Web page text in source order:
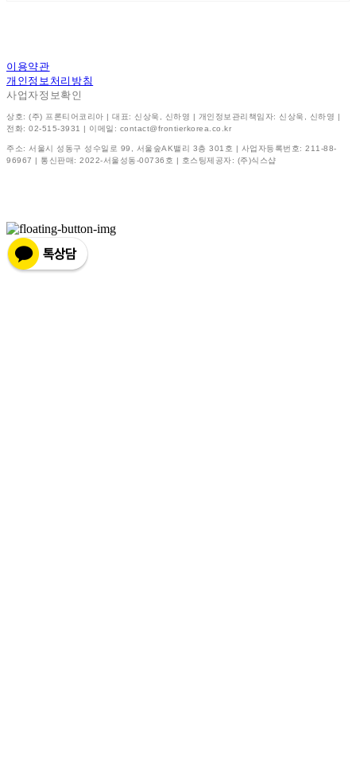
이용약관
개인정보처리방침
사업자정보확인
상호: (주) 프론티어코리아 | 대표: 신상욱, 신하영 | 개인정보관리책임자: 신상욱, 신하영 |
전화: 02-515-3931 | 이메일: contact@frontierkorea.co.kr
주소: 서울시 성동구 성수일로 99, 서울숲AK밸리 3층 301호 | 사업자등록번호: 211-88-
96967 | 통신판매: 2022-서울성동-00736호 | 호스팅제공자: (주)식스샵